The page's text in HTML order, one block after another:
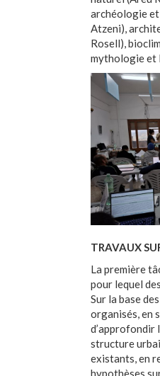
archéologie et
Atzeni),
Rosell),
mythologie et
TRAVAUX
La première
pour lequel
Sur la base
organisés, en
d’approfondir
structure
existants, en
hypothèses